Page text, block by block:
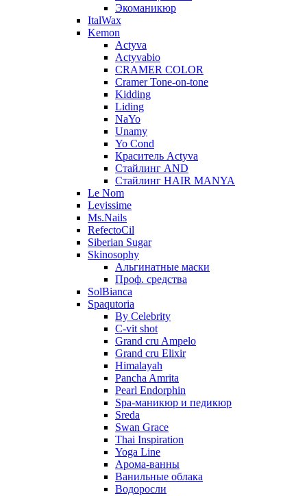
Экоманикюр
ItalWax
Kemon
Actyva
Actyvabio
CRAMER COLOR
Cramer Tone-on-tone
Kidding
Liding
NaYo
Unamy
Yo Cond
Краситель Actyva
Стайлинг AND
Стайлинг HAIR MANYA
Le Nom
Levissime
Ms.Nails
RefectoCil
Siberian Sugar
Skinosophy
Альгинатные маски
Проф. средства
SolBianca
Spaqutoria
By Celebrity
C-vit shot
Grand cru Ampelo
Grand сru Elixir
Himalayah
Pancha Amrita
Pearl Endorphin
Spa-маникюр и педикюр
Sreda
Swan Grace
Thai Inspiration
Yoga Line
Арома-ванны
Ванильные облака
Водоросли